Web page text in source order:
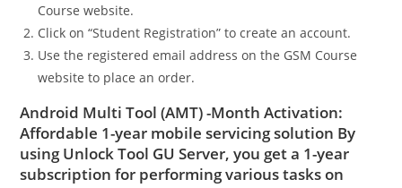
Course website.
Click on “Student Registration” to create an account.
Use the registered email address on the GSM Course
website to place an order.
Android Multi Tool (AMT) -Month Activation:
Affordable 1-year mobile servicing solution By
using Unlock Tool GU Server, you get a 1-year
subscription for performing various tasks on